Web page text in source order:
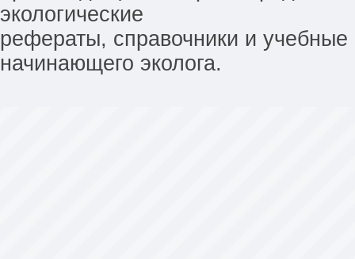
экологические
рефераты, справочники и
начинающего эколога.